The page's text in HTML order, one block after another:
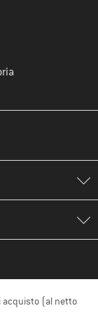
acquisto (al netto